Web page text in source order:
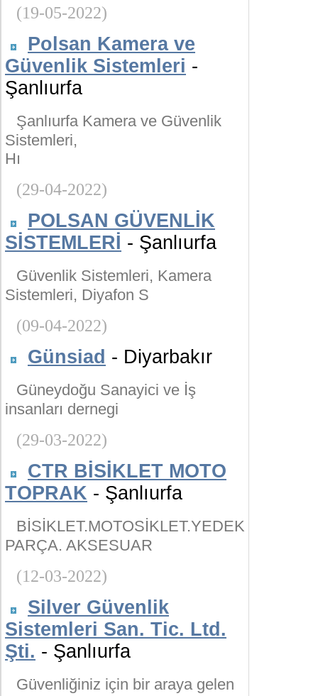
(19-05-2022)
Polsan Kamera ve
Güvenlik Sistemleri -
Şanlıurfa
Şanlıurfa Kamera ve Güvenlik
Sistemleri,
Hı
(29-04-2022)
POLSAN GÜVENLİK
SİSTEMLERİ - Şanlıurfa
Güvenlik Sistemleri, Kamera
Sistemleri, Diyafon S
(09-04-2022)
Günsiad - Diyarbakır
Güneydoğu Sanayici ve İş
insanları dernegi
(29-03-2022)
CTR BİSİKLET MOTO
TOPRAK - Şanlıurfa
BİSİKLET.MOTOSİKLET.YEDEK
PARÇA. AKSESUAR
(12-03-2022)
Silver Güvenlik
Sistemleri San. Tic. Ltd.
Şti. - Şanlıurfa
Güvenliğiniz için bir araya gelen